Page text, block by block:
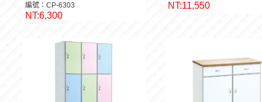
編號：CP-6303
NT:6,300
NT:11,550